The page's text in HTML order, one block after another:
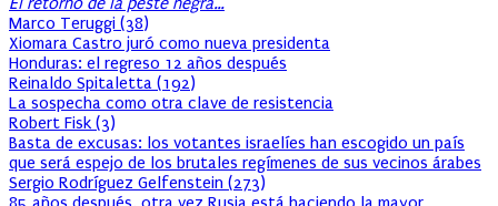
Marco Teruggi (38)
Xiomara Castro juró como nueva presidenta
Honduras: el regreso 12 años después
Reinaldo Spitaletta (192)
La sospecha como otra clave de resistencia
Robert Fisk (3)
Basta de excusas: los votantes israelíes han escogido un país
que será espejo de los brutales regímenes de sus vecinos árabes
Sergio Rodríguez Gelfenstein (273)